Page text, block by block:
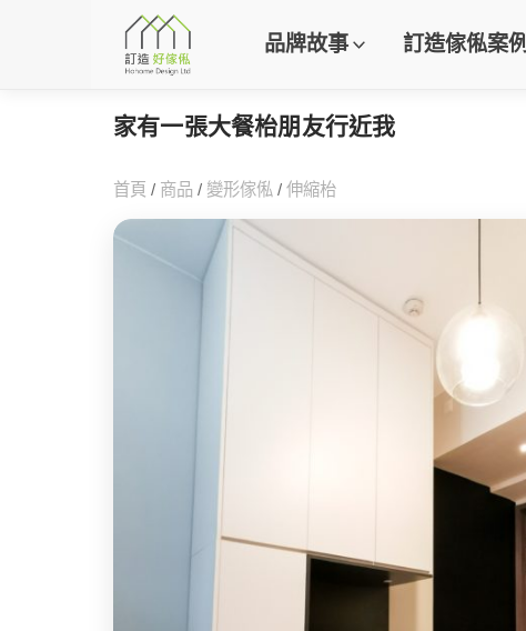
品牌故事 訂造傢俬案例
家有一張大餐枱朋友行近我
首頁 / 商品 / 變形傢俬 / 伸縮枱